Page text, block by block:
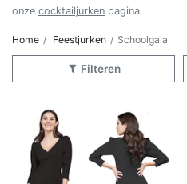
onze cocktailjurken pagina.
Home Feestjurken Schoolgala
Filteren